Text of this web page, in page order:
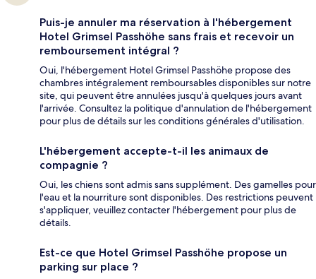
Puis-je annuler ma réservation à l'hébergement
Hotel Grimsel Passhöhe sans frais et recevoir un
remboursement intégral ?
Oui, l'hébergement Hotel Grimsel Passhöhe propose des
chambres intégralement remboursables disponibles sur notre
site, qui peuvent être annulées jusqu'à quelques jours avant
l'arrivée. Consultez la politique d'annulation de l'hébergement
pour plus de détails sur les conditions générales d'utilisation.
L'hébergement accepte-t-il les animaux de
compagnie ?
Oui, les chiens sont admis sans supplément. Des gamelles pour
l'eau et la nourriture sont disponibles. Des restrictions peuvent
s'appliquer, veuillez contacter l'hébergement pour plus de
détails.
Est-ce que Hotel Grimsel Passhöhe propose un
parking sur place ?